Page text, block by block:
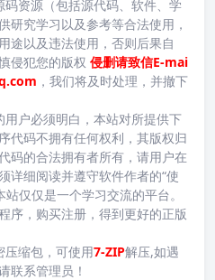
码资源（包括源代码、软件、学
研究学习以及参考等合法使用，
途以及违法使用，否则后果自
侵犯您的版权 侵删请致信E-mai
，我们将及时处理，并撤下
用户必须明白，本站对所提供下
代码不拥有任何权利，其版权归
码的合法拥有者所有，请用户在
详细阅读并遵守软件作者的“使
站仅仅是一个学习交流的平台。
序，购买注册，得到更好的正版
压缩包，可使用7-ZIP解压,如遇
联系管理员！